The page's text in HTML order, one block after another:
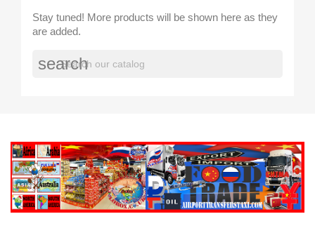
Stay tuned! More products will be shown here as they
are added.
search